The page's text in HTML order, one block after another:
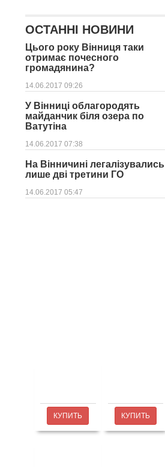
ОСТАННІ НОВИНИ
Цього року Вінниця таки
отримає почесного
громадянина?
14.06.2017 09:26
У Вінниці облагородять
майданчик біля озера по
Ватутіна
14.06.2017 07:38
На Вінничині легалізувались
лише дві третини ГО
14.06.2017 05:47
КУПИТЬ КУПИТЬ